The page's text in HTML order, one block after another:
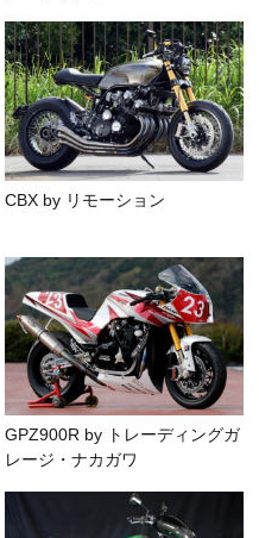
CBX by リモーション
GPZ900R by トレーディングガ
レージ・ナカガワ